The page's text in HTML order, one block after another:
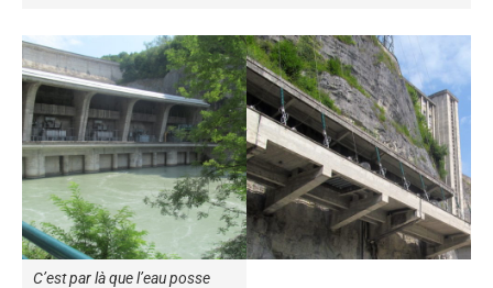
C’est par là que l’eau posse